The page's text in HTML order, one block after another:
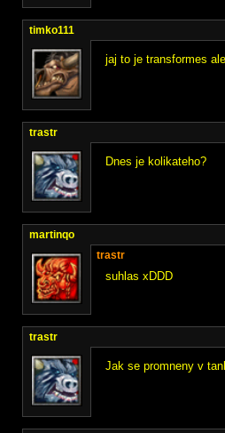
timko111
jaj to je transformes
trastr
Dnes je kolikateho?
martinqo
trastr
suhlas xDDD
trastr
Jak se promneny v